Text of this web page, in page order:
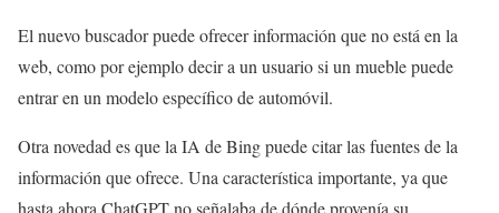
El nuevo buscador puede ofrecer información que no está en la
web, como por ejemplo decir a un usuario si un mueble puede
entrar en un modelo específico de automóvil.
Otra novedad es que la IA de Bing puede citar las fuentes de la
información que ofrece. Una característica importante, ya que